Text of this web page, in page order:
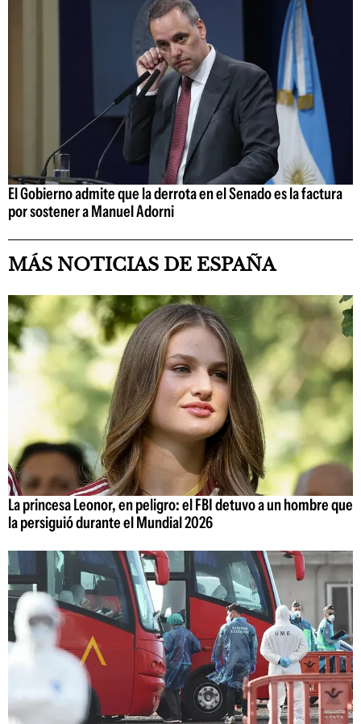
El Gobierno admite que la derrota en el Senado es la factura
por sostener a Manuel Adorni
MÁS NOTICIAS DE ESPAÑA
La princesa Leonor, en peligro: el FBI detuvo a un hombre que
la persiguió durante el Mundial 2026